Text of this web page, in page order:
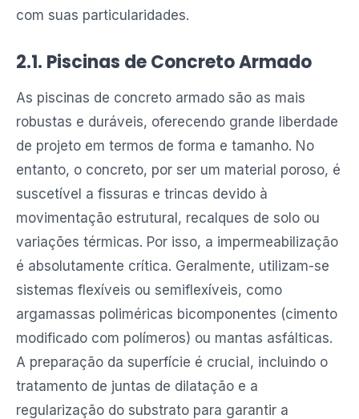
com suas particularidades.
2.1. Piscinas de Concreto Armado
As piscinas de concreto armado são as mais
robustas e duráveis, oferecendo grande liberdade
de projeto em termos de forma e tamanho. No
entanto, o concreto, por ser um material poroso, é
suscetível a fissuras e trincas devido à
movimentação estrutural, recalques de solo ou
variações térmicas. Por isso, a impermeabilização
é absolutamente crítica. Geralmente, utilizam-se
sistemas flexíveis ou semiflexíveis, como
argamassas poliméricas bicomponentes (cimento
modificado com polímeros) ou mantas asfálticas.
A preparação da superfície é crucial, incluindo o
tratamento de juntas de dilatação e a
regularização do substrato para garantir a